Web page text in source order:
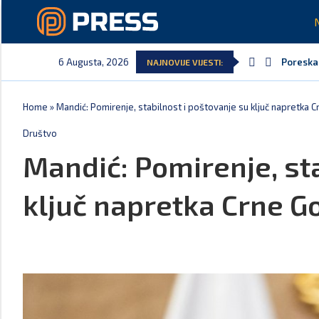
6 Augusta, 2026 NAJNOVIJE VIJESTI:
Crna
EPCG:
Spajić:
Home »Mandić: Pomirenje, stabilnost i poštovanje su ključ napretka
Društvo
Mandić: Pomirenje,
ključ napretka Crne